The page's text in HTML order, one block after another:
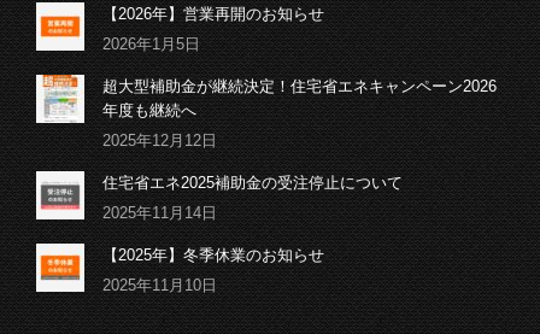
【2026年】営業再開のお知らせ
2026年1月5日
超大型補助金が継続決定！住宅省エネキャンペーン2026
年度も継続へ
2025年12月12日
住宅省エネ2025補助金の受注停止について
2025年11月14日
【2025年】冬季休業のお知らせ
2025年11月10日